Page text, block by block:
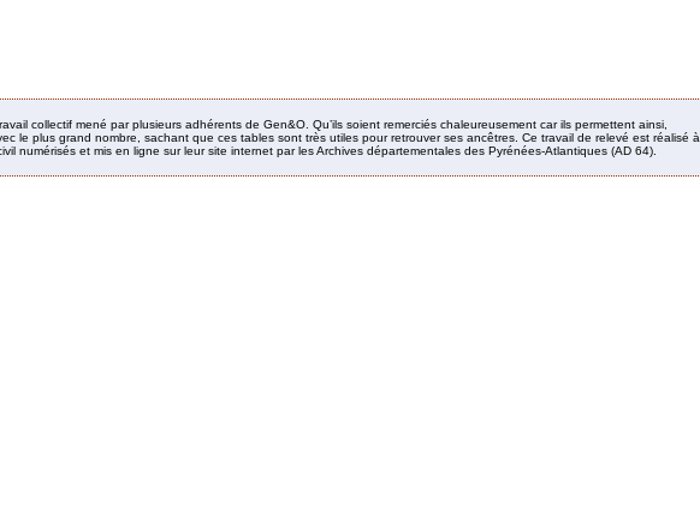
collectif mené par plusieurs adhérents de Gen&O. Qu’ils soient remerciés chaleureusement car ils permettent ainsi,
le plus grand nombre, sachant que ces tables sont très utiles pour retrouver ses ancêtres. Ce travail de relevé est réalisé à
numérisés et mis en ligne sur leur site internet par les Archives départementales des Pyrénées-Atlantiques (AD 64).